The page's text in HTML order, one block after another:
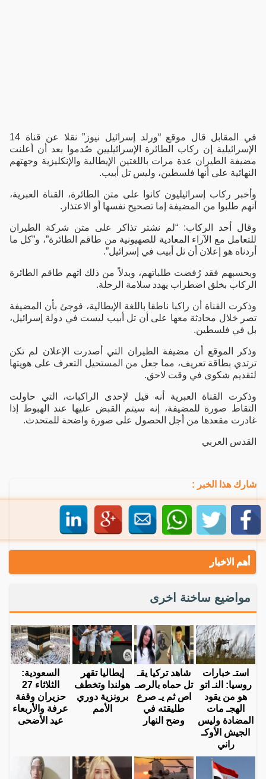
في المقابل قال موقع “ورلد إسرائيل نيوز” نقلا عن قناة 14
الإسرائيلية إن ركاب الطائرة الإسرائيليين صُدموا بعد أن أعلنت
مضيفة الطيران عدة مرات باللغتين الإيطالية والإنكليزية وجهتهم
النهائية على أنها فلسطين، وليس تل أبيب.
وأخبر ركاب إسرائيليون كانوا على متن الطائرة، القناة العبرية،
أنهم طلبوا من المضيفة إما تصحيح نفسها أو الاعتذار.
وقال أحد الركاب: “لم نشتر تذاكر على متن شركة الطيران
للتعامل مع الآراء المعادية للصهيونية من طاقم الطائرة”، و”كل ما
أردناه هو إعلان أن تل أبيب في إسرائيل”.
وبحسبهم فقد رُفضت طلباتهم، وبدلاً من ذلك اتهم طاقم الطائرة
الركاب بخلق اضطراب يهدد سلامة الرحلة.
وذكرت القناة أن راكبا ناطقا باللغة الإيطالية، فوجئ بأن المضيفة
تصر خلال محادثة معها على أن تل أبيب ليست في دولة إسرائيل،
بل في فلسطين.
وذكر الموقع أن مضيفة الطيران التي أصدرت الإعلان لم تكن
ترتدي بطاقة تعريف، مما جعل من المستحيل التعرف على هويتها
لتقديم شكوى في وقت لاحق.
وذكرت القناة العبرية أنه قيل لإحدى الراكبات، التي حاولت
التقاط صورة للمضيفة، إنه سيتم القبض عليها عند الهبوط إذا
غادرت مقعدها من أجل الحصول على صورة واضحة للمتحدث.
القدس العربي
شارك هذا الخبر :
أهم الاخبار
مواضيع ساخنة اخرى
استـ خبارات
روسيا: النـ اتو
هو من يقود
الهجـ مات
المضادة وليس
الجيش الأوكـ
راني
شاهد تركيا يقـ
تل حماه بالرصـ
اص ثم يـ صرع
طليقته في
وضح النهار
إيطاليا تقهر
هولندا وتخطف
برونزية دوري
الأمم
السعودية:
الثلاثاء 27
حزيران وقفة
عرفة والأربعاء
عيد الأضحى